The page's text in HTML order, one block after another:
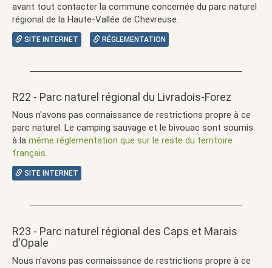
avant tout contacter la commune concernée du parc naturel
régional de la Haute-Vallée de Chevreuse.
SITE INTERNET RÉGLEMENTATION
R22 - Parc naturel régional du Livradois-Forez
Nous n'avons pas connaissance de restrictions propre à ce
parc naturel. Le camping sauvage et le bivouac sont soumis
à la même réglementation que sur le reste du territoire
français.
SITE INTERNET
R23 - Parc naturel régional des Caps et Marais
d'Opale
Nous n'avons pas connaissance de restrictions propre à ce